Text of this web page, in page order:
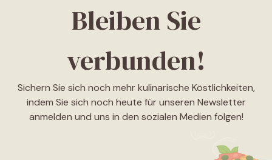
Bleiben Sie
verbunden!
Sichern Sie sich noch mehr kulinarische Köstlichkeiten,
indem Sie sich noch heute für unseren Newsletter
anmelden und uns in den sozialen Medien folgen!